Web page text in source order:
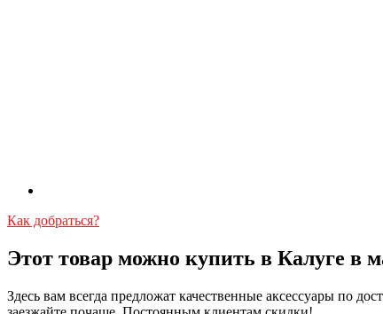
Как добраться?
Этот товар можно купить в Калуге в
Здесь вам всегда предложат качественные аксессуары по